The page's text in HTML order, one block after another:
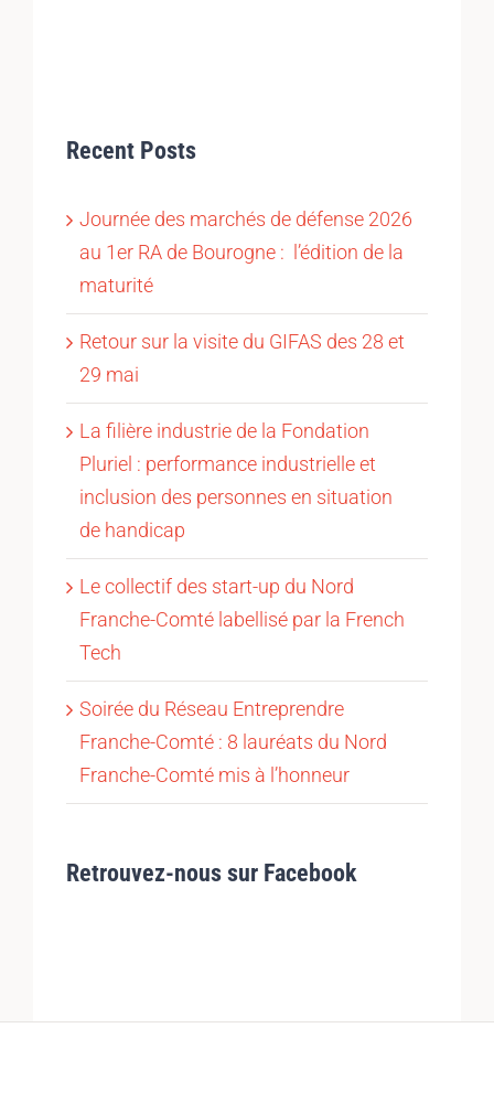
Recent Posts
Journée des marchés de défense 2026
au 1er RA de Bourogne : l’édition de la
maturité
Retour sur la visite du GIFAS des 28 et
29 mai
La filière industrie de la Fondation
Pluriel : performance industrielle et
inclusion des personnes en situation
de handicap
Le collectif des start-up du Nord
Franche-Comté labellisé par la French
Tech
Soirée du Réseau Entreprendre
Franche-Comté : 8 lauréats du Nord
Franche-Comté mis à l’honneur
Retrouvez-nous sur Facebook